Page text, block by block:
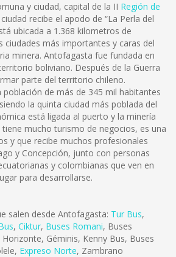
y ciudad, capital de la II Región de
recibe el apodo de “La Perla del
ubicada a 1.368 kilometros de
ciudades más importantes y caras del
minera. Antofagasta fue fundada en
boliviano. Después de la Guerra
parte del territorio chileno.
de más de 345 mil habitantes
la quinta ciudad más poblada del
está ligada al puerto y la minería
mucho turismo de negocios, es una
y que recibe muchos profesionales
y Concepción, junto con personas
y colombianas que ven en
para desarrollarse.
salen desde Antofagasta: Tur Bus,
, Ciktur, Buses Romani, Buses
Horizonte, Géminis, Kenny Bus, Buses
Expreso Norte, Zambrano